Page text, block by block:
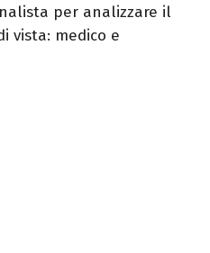
per analizzare il
vista: medico e